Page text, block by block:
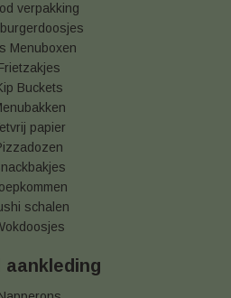
verpakking
Menuboxen
Buckets
papier
schalen
aankleding